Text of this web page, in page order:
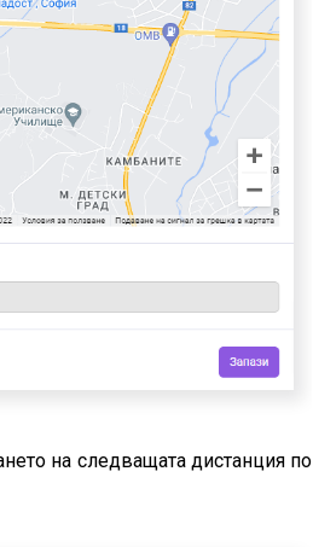
на следващата дистанция по